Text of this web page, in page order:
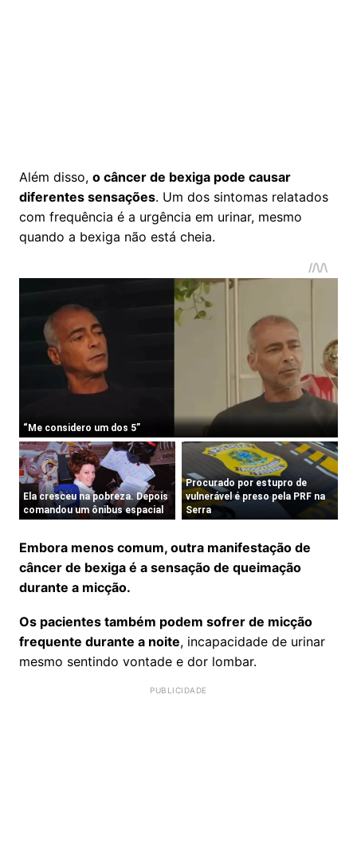
Além disso, o câncer de bexiga pode causar
diferentes sensações. Um dos sintomas relatados
com frequência é a urgência em urinar, mesmo
quando a bexiga não está cheia.
Embora menos comum, outra manifestação de
câncer de bexiga é a sensação de queimação
durante a micção.
Os pacientes também podem sofrer de micção
frequente durante a noite, incapacidade de urinar
mesmo sentindo vontade e dor lombar.